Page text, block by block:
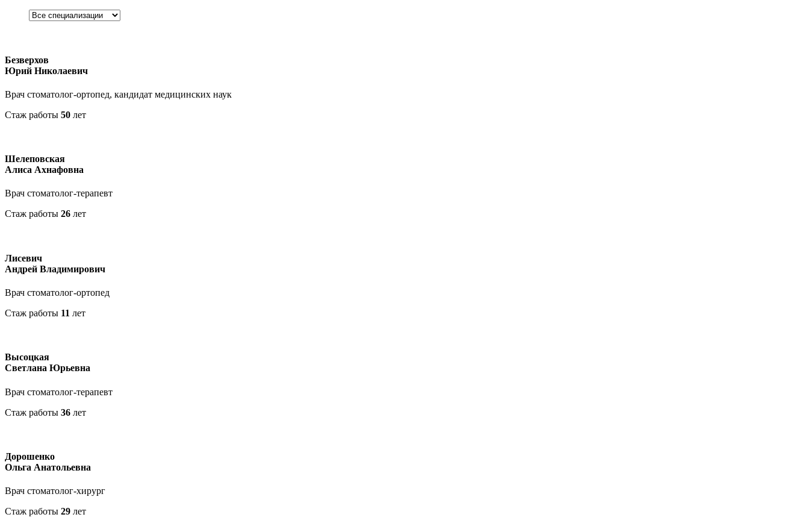
Специализации
Безверхов
Юрий Николаевич
Врач стоматолог-ортопед, кандидат медицинских наук
Стаж работы 50 лет
Шелеповская
Алиса Ахнафовна
Врач стоматолог-терапевт
Стаж работы 26 лет
Лисевич
Андрей Владимирович
Врач стоматолог-ортопед
Стаж работы 11 лет
Высоцкая
Светлана Юрьевна
Врач стоматолог-терапевт
Стаж работы 36 лет
Дорошенко
Ольга Анатольевна
Врач стоматолог-хирург
Стаж работы 29 лет